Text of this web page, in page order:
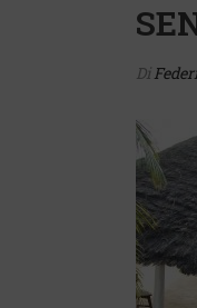
Di